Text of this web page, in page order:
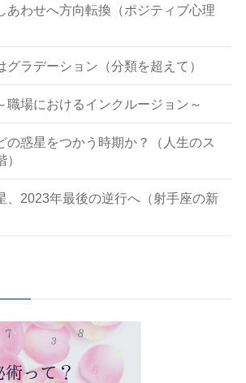
あわせへ方向転換（ポジティブ心理
グラデーション（分類を超えて）
職場におけるインクルージョン～
の惑星をつかう時期か？（人生のス
、2023年最後の逆行へ（射手座の新